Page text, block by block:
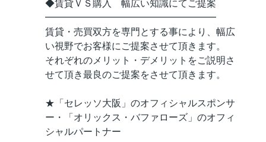
◆賃貸ＶＳ購入 幅広い知識にてご提案
━━━━━━━━━━━━━━━━━━
賃貸・売買双方を専門とする事により、幅広
い視野でお客様にご提案させて頂きます。
それぞれのメリット・デメリットをご説明さ
せて頂き最良のご提案をさせて頂きます。
★「セレッソ大阪」のオフィシャルスポンサ
ー・「オリックス・バファローズ」のオフィ
シャルパートナー